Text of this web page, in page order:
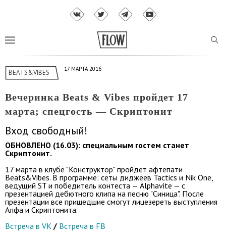
BEATS&VIBES 17 МАРТА 2016
Вечеринка Beats & Vibes пройдет 17
марта; спецгость — Скриптонит
Вход свободный!
ОБНОВЛЕНО (16.03): специальным гостем станет
Скриптонит.
17 марта в клубе "Конструктор" пройдет афтепати
Beats&Vibes. В программе: сеты диджеев Tactics и Nik One,
ведущий ST и победитель контеста — Alphavite — с
презентацией дебютного клипа на песню "Синица". После
презентации все пришедшие смогут лицезереть выступления
Алфа и Скриптонита.
Встреча в VK / Встреча в FB